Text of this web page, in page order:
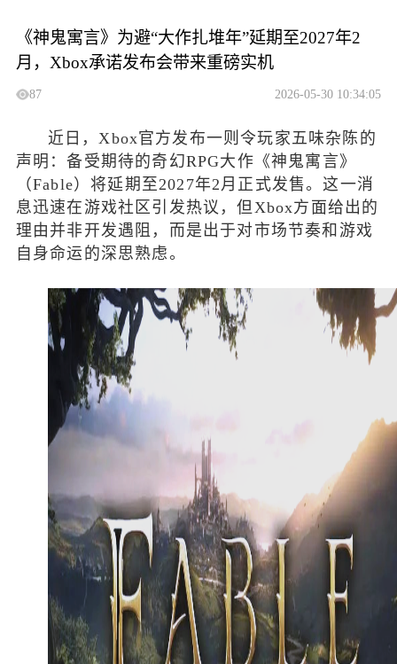
《神鬼寓言》为避“大作扎堆年”延期至2027年2
月，Xbox承诺发布会带来重磅实机
87 2026-05-30 10:34:05
近日，Xbox官方发布一则令玩家五味杂陈的
声明：备受期待的奇幻RPG大作《神鬼寓言》
（Fable）将延期至2027年2月正式发售。这一消
息迅速在游戏社区引发热议，但Xbox方面给出的
理由并非开发遇阻，而是出于对市场节奏和游戏
自身命运的深思熟虑。